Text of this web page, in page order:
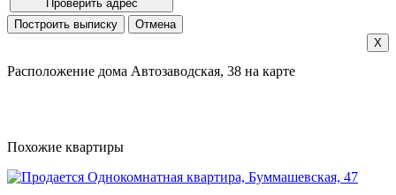
X
Расположение дома Автозаводская, 38 на карте
Похожие квартиры